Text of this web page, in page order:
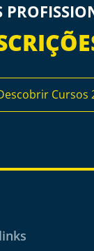
Cursos